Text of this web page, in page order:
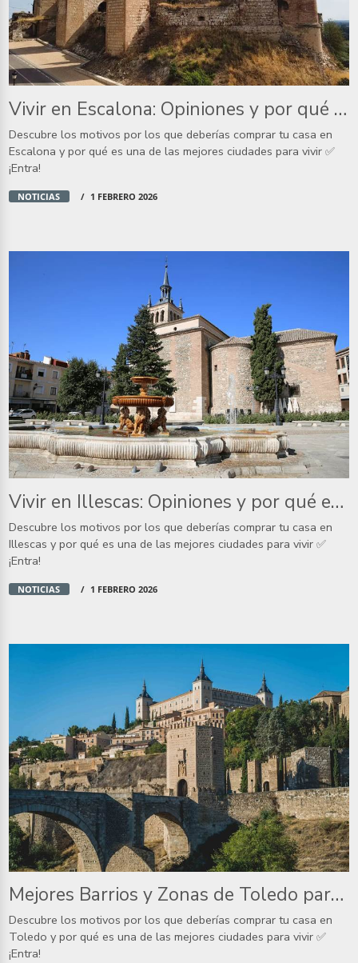
Vivir en Escalona: Opiniones y por qué es un buen sitio para vivir
Descubre los motivos por los que deberías comprar tu casa en
Escalona y por qué es una de las mejores ciudades para vivir ✅
¡Entra!
NOTICIAS 1 FEBRERO 2026
Vivir en Illescas: Opiniones y por qué es un buen sitio para vivir
Descubre los motivos por los que deberías comprar tu casa en
Illescas y por qué es una de las mejores ciudades para vivir ✅
¡Entra!
NOTICIAS 1 FEBRERO 2026
Mejores Barrios y Zonas de Toledo para invertir
Descubre los motivos por los que deberías comprar tu casa en
Toledo y por qué es una de las mejores ciudades para vivir ✅
¡Entra!